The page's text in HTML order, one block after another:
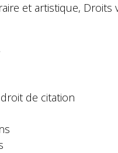
et artistique, Droits
de citation